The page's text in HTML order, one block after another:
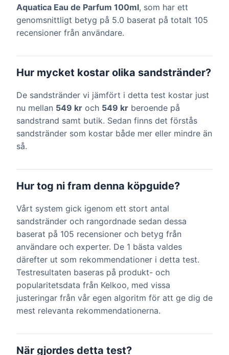
Aquatica Eau de Parfum 100ml, som har ett
genomsnittligt betyg på 5.0 baserat på totalt 105
recensioner från användare.
Hur mycket kostar olika sandstränder?
De sandstränder vi jämfört i detta test kostar just
nu mellan 549 kr och 549 kr beroende på
sandstrand samt butik. Sedan finns det förstås
sandstränder som kostar både mer eller mindre än
så.
Hur tog ni fram denna köpguide?
Vårt system gick igenom ett stort antal
sandstränder och rangordnade sedan dessa
baserat på 105 recensioner och betyg från
användare och experter. De 1 bästa valdes
därefter ut som rekommendationer i detta test.
Testresultaten baseras på produkt- och
popularitetsdata från Kelkoo, med vissa
justeringar från vår egen algoritm för att ge dig de
mest relevanta rekommendationerna.
När gjordes detta test?